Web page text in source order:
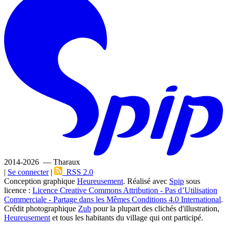
2014-2026 — Tharaux
| Se connecter|
RSS 2.0
Conception graphique Heureusement. Réalisé avec Spip sous
licence : Licence Creative Commons Attribution - Pas d’Utilisation
Commerciale - Partage dans les Mêmes Conditions 4.0 International.
Crédit photographique Zub pour la plupart des clichés d'illustration,
Heureusement et tous les habitants du village qui ont participé.